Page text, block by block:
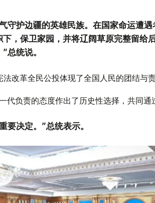
守护边疆的英雄民族。在国家命运遭
，保卫家园，并将辽阔草原完整留给
总统说。
改革全民公投体现了全国人民的团结与责
代负责的态度作出了历史性选择，共同通
要决定。”总统表示。